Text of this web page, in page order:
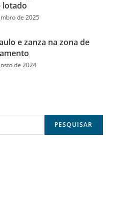
lotado
de 2025
e zanza na zona de
de 2024
PESQUISAR